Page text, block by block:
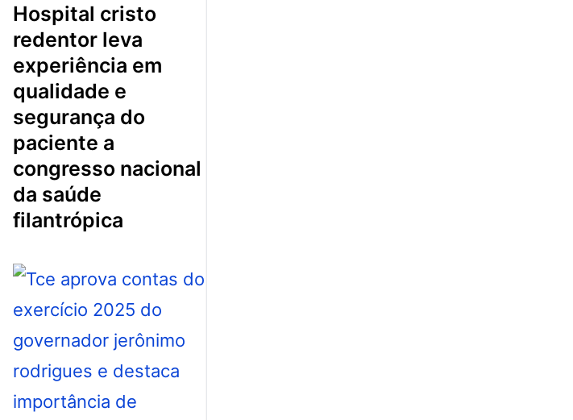
hospital cristo
redentor leva
experiência em
qualidade e
segurança do
paciente a
congresso nacional
da saúde
filantrópica